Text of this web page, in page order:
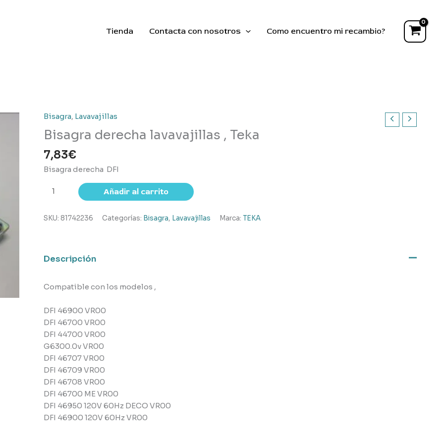
Tienda Contacta con nosotros Como encuentro mi recambio?
Bisagra, Lavavajillas
Bisagra derecha lavavajillas , Teka
7,83€
Bisagra derecha DFI
Bisagra
,
Añadir al carrito
SKU:81742236 Categorías: Bisagra, Lavavajillas Marca:TEKA
Descripción
Compatible con los modelos ,
DFI 46900 VR00
DFI 46700 VR00
DFI 44700 VR00
G6300.0v VR00
DFI 46707 VR00
DFI 46709 VR00
DFI 46708 VR00
DFI 46700 ME VR00
DFI 46950 120V 60Hz DECO VR00
DFI 46900 120V 60Hz VR00
Teka